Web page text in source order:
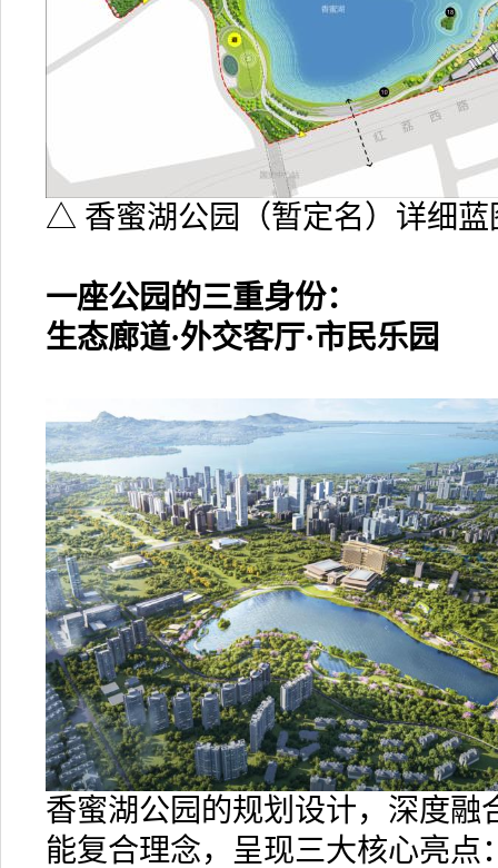
△ 香蜜湖公园（暂定名）详细蓝
一座公园的三重身份：
生态廊道·外交客厅·市民乐园
香蜜湖公园的规划设计，深度融
能复合理念，呈现三大核心亮点